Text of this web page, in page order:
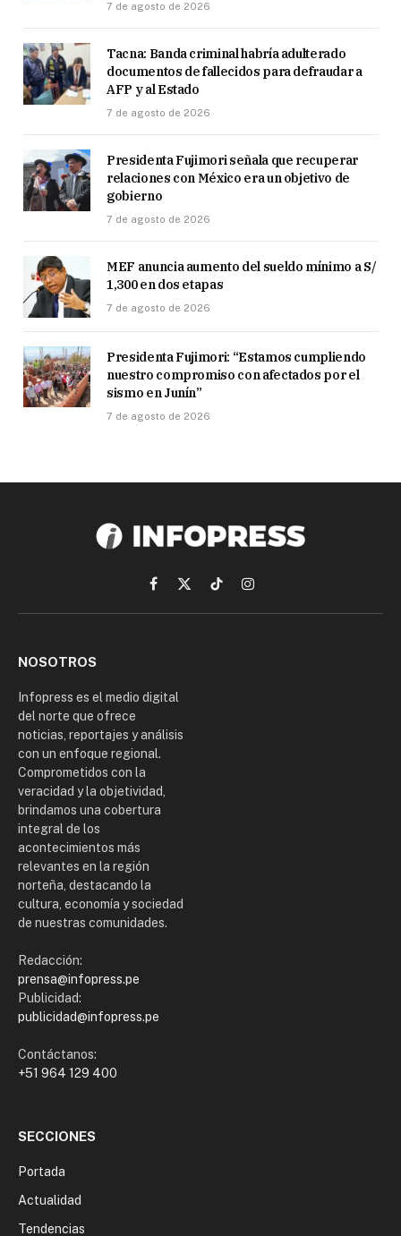
7 de agosto de 2026
Tacna: Banda criminal habría adulterado
documentos de fallecidos para defraudar a
AFP y al Estado
7 de agosto de 2026
Presidenta Fujimori señala que recuperar
relaciones con México era un objetivo de
gobierno
7 de agosto de 2026
MEF anuncia aumento del sueldo mínimo a S/
1,300 en dos etapas
7 de agosto de 2026
Presidenta Fujimori: “Estamos cumpliendo
nuestro compromiso con afectados por el
sismo en Junín”
7 de agosto de 2026
Facebook
X
(Twitter)
TikTokInstagram
NOSOTROS
Infopress es el medio digital
del norte que ofrece
noticias, reportajes y análisis
con un enfoque regional.
Comprometidos con la
veracidad y la objetividad,
brindamos una cobertura
integral de los
acontecimientos más
relevantes en la región
norteña, destacando la
cultura, economía y sociedad
de nuestras comunidades.
Redacción:
prensa@infopress.pe
Publicidad:
publicidad@infopress.pe
Contáctanos:
+51 964 129 400
SECCIONES
Portada
Actualidad
Tendencias